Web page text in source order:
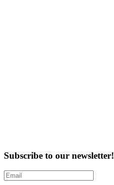
Subscribe to our newsletter!